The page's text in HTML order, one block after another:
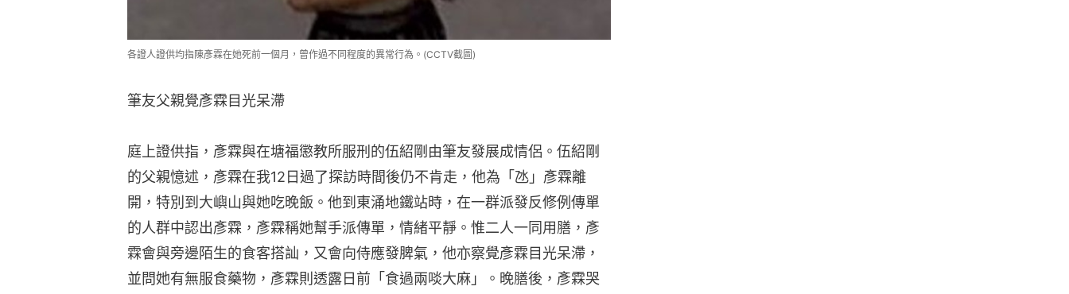
各證人證供均指陳彥霖在她死前一個月，曾作過不同程度的異常行為。(CCTV截圖)
筆友父親覺彥霖目光呆滯
庭上證供指，彥霖與在塘福懲教所服刑的伍紹剛由筆友發展成情侶。伍紹剛
的父親憶述，彥霖在我12日過了探訪時間後仍不肯走，他為「氹」彥霖離
開，特別到大嶼山與她吃晚飯。他到東涌地鐵站時，在一群派發反修例傳單
的人群中認出彥霖，彥霖稱她幫手派傳單，情緒平靜。惟二人一同用膳，彥
霖會與旁邊陌生的食客搭訕，又會向侍應發脾氣，他亦察覺彥霖目光呆滯，
並問她有無服食藥物，彥霖則透露日前「食過兩啖大麻」。晚膳後，彥霖哭